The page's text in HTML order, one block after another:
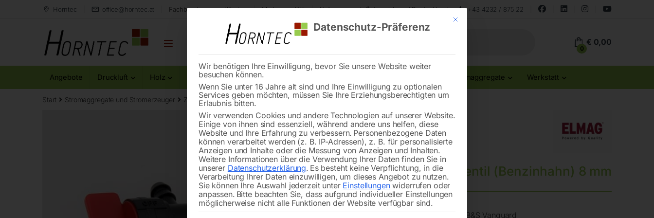
Horntec office@horntec.at Fachberatung aus Kärnten Markenqualität Lieferung nach Österreich und Deutschland +43 4232 / 875 22
0
€ 0,00
Angebote Druckluft Holz Metall Reinigung Stromaggregate Werkstatt
Start Stromaggregate und Stromerzeuger Zubehör für Stromaggregate Treibstoffventil (Benzinhahn) 8 mm
🔍
Treibstoffventil (Benzinhahn) 8 mm
für Stromerzeuger z.B. mit Wechseltank oder B&S Vanguard
Mit diesem Button wird der Dialog geschlossen. Seine Funktionalität ist
Datenschutz-Präferenz
Wir benötigen Ihre Einwilligung, bevor Sie unsere Website weiter
besuchen können.
Wenn Sie unter 16 Jahre alt sind und Ihre Einwilligung zu optionalen
Services geben möchten, müssen Sie Ihre Erziehungsberechtigten um
Erlaubnis bitten.
Wir verwenden Cookies und andere Technologien auf unserer Website.
Einige von ihnen sind essenziell, während andere uns helfen, diese
Website und Ihre Erfahrung zu verbessern. Personenbezogene Daten
können verarbeitet werden (z. B. IP-Adressen), z. B. für personalisierte
Anzeigen und Inhalte oder die Messung von Anzeigen und Inhalten.
Weitere Informationen über die Verwendung Ihrer Daten finden Sie in
unserer Datenschutzerklärung. Es besteht keine Verpflichtung, in die
Verarbeitung Ihrer Daten einzuwilligen, um dieses Angebot zu nutzen.
Sie können Ihre Auswahl jederzeit unter Einstellungenwiderrufen oder
anpassen. Bitte beachten Sie, dass aufgrund individueller Einstellungen
möglicherweise nicht alle Funktionen der Website verfügbar sind.